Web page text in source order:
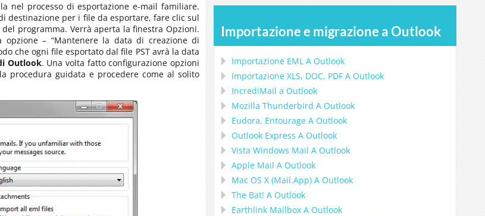
nel processo di esportazione e-mail familiare.
destinazione per i file da esportare, fare clic sul
programma. Verrà aperta la finestra Opzioni.
opzione – “Mantenere la data di creazione di
che ogni file esportato dal file PST avrà la data
Outlook. Una volta fatto configurazione opzioni
procedura guidata e procedere come al solito
Importazione e migrazione a Outlook
Importazione EML A Outlook
Importazione XLS, DOC, PDF A Outlook
IncrediMail a Outlook
Mozilla Thunderbird A Outlook
Eudora, Entourage A Outlook
Outlook Express A Outlook
Vista Windows Mail A Outlook
Apple Mail A Outlook
Mac OS X (Mail.App) A Outlook
The Bat! A Outlook
Earthlink Mailbox A Outlook